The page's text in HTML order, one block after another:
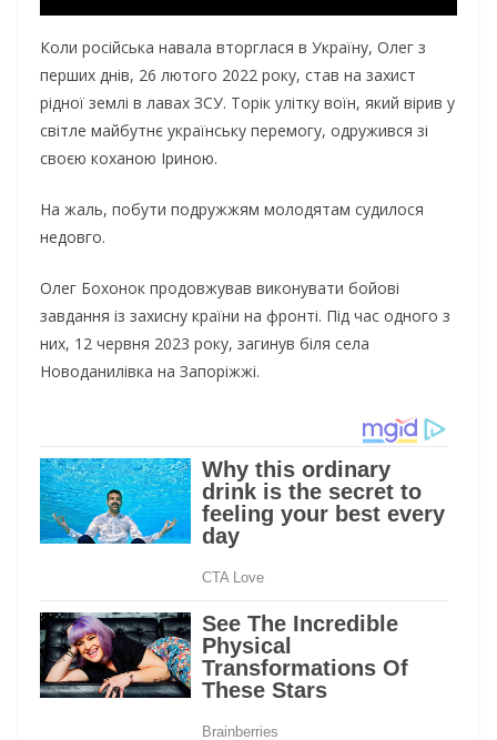
Коли російська навала вторглася в Україну, Олег з
перших днів, 26 лютого 2022 року, став на захист
рідної землі в лавах ЗСУ. Торік улітку воїн, який вірив у
світле майбутнє українську перемогу, одружився зі
своєю коханою Іриною.
На жаль, побути подружжям молодятам судилося
недовго.
Олег Бохонок продовжував виконувати бойові
завдання із захисну країни на фронті. Під час одного з
них, 12 червня 2023 року, загинув біля села
Новоданилівка на Запоріжжі.